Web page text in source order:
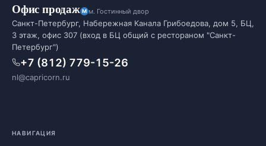
Офис продаж м. Гостинный двор
Санкт-Петербург, Набережная Канала Грибоедова, дом 5, БЦ,
3 этаж, офис 307 (вход в БЦ общий с рестораном "Санкт-
Петербург")
+7 (812) 779-15-26
nl@capricorn.ru
НАВИГАЦИЯ